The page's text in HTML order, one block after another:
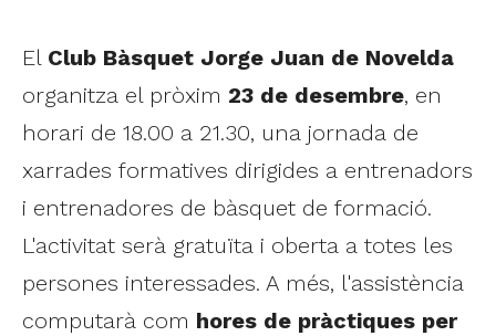
El Club Bàsquet Jorge Juan de Novelda
organitza el pròxim 23 de desembre, en
horari de 18.00 a 21.30, una jornada de
xarrades formatives dirigides a entrenadors
i entrenadores de bàsquet de formació.
L'activitat serà gratuïta i oberta a totes les
persones interessades. A més, l'assistència
computarà com hores de pràctiques per